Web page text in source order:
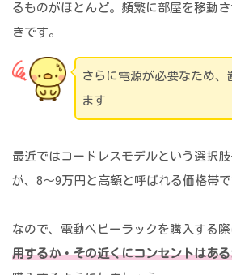
るものがほとんど。頻繁に部屋を移動
きです。
さらに電源が必要なため
ます
最近ではコードレスモデルという選択
が、8～9万円と高額と呼ばれる価格帯で
なので、電動ベビーラックを購入する際
用するか・その近くにコンセントはあ